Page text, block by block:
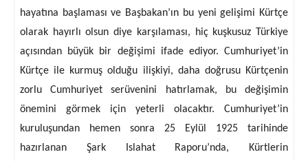
hayatına başlaması ve Başbakan’ın bu yeni gelişimi Kürtçe
olarak hayırlı olsun diye karşılaması, hiç kuşkusuz Türkiye
açısından büyük bir değişimi ifade ediyor. Cumhuriyet’in
Kürtçe ile kurmuş olduğu ilişkiyi, daha doğrusu Kürtçenin
zorlu Cumhuriyet serüvenini hatırlamak, bu değişimin
önemini görmek için yeterli olacaktır. Cumhuriyet’in
kuruluşundan hemen sonra 25 Eylül 1925 tarihinde
hazırlanan Şark Islahat Raporu’nda, Kürtlerin